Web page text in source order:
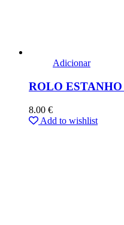
Adicionar
ROLO
8.00 €
Add to wishlist